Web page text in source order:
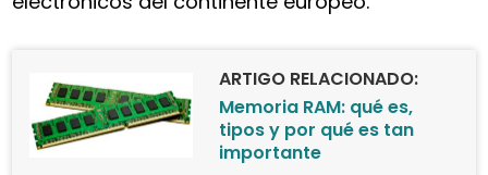
ARTIGO RELACIONADO:
Memoria RAM: qué es,
tipos y por qué es tan
importante